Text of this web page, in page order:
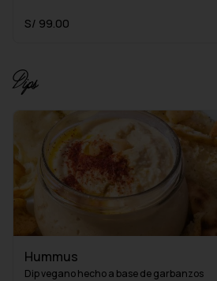
S/ 99.00
Dips
Hummus
Dip vegano hecho a base de garbanzos